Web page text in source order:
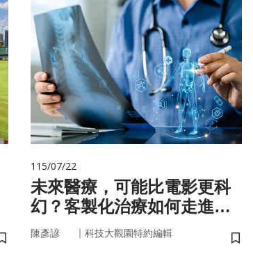
儲存書籤
115/07/22
未來醫療，可能比電影更科
幻？客製化治療如何走進真
實世界
陳彥諺 ｜ 科技大觀園特約編輯
儲